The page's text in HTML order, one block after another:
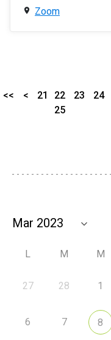
Zoom
<< < 21 22 23
24
25
L M M
27 28 1
6 7 8